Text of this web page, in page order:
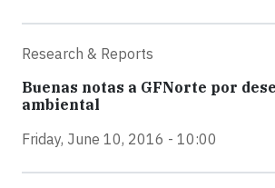
Research & Reports
Buenas notas a GFNorte por
ambiental
Friday, June 10, 2016 - 10:00